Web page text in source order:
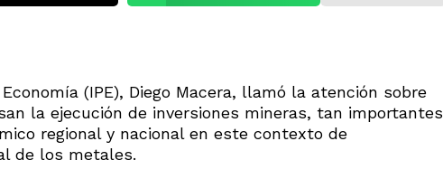
(IPE), Diego Macera, llamó la atención sobre
la ejecución de inversiones mineras, tan importantes
regional y nacional en este contexto de
de los metales.